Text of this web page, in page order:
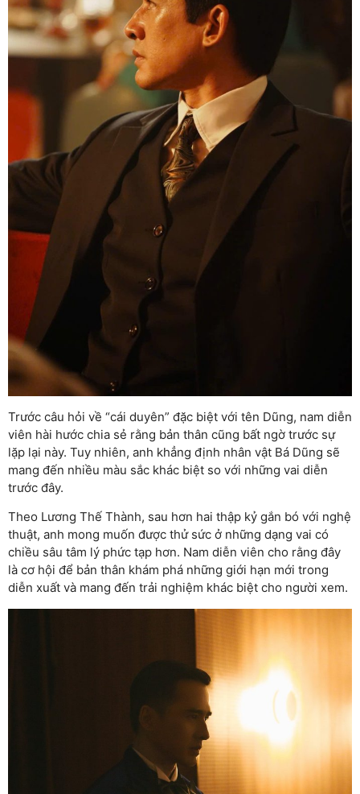
Trước câu hỏi về “cái duyên” đặc biệt với tên Dũng, nam diễn
viên hài hước chia sẻ rằng bản thân cũng bất ngờ trước sự
lặp lại này. Tuy nhiên, anh khẳng định nhân vật Bá Dũng sẽ
mang đến nhiều màu sắc khác biệt so với những vai diễn
trước đây.
Theo Lương Thế Thành, sau hơn hai thập kỷ gắn bó với nghệ
thuật, anh mong muốn được thử sức ở những dạng vai có
chiều sâu tâm lý phức tạp hơn. Nam diễn viên cho rằng đây
là cơ hội để bản thân khám phá những giới hạn mới trong
diễn xuất và mang đến trải nghiệm khác biệt cho người xem.